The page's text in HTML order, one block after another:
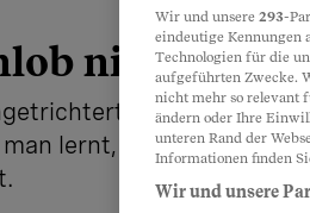
nicht stinkt
selbstkritisch
lernt, gnädiger mit
Wir und unsere 293-
eindeutige Kennungen
Technologien für die
aufgeführten Zwecke.
nicht mehr so relevant
ändern oder Ihre
unteren Rand der
Informationen finden
Wir und unsere